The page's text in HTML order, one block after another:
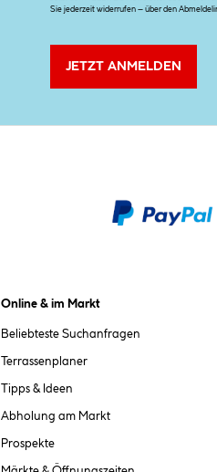
Sie jederzeit widerrufen – über den
JETZT ANMELDEN
Online & im Markt
Beliebteste Suchanfragen
Terrassenplaner
Tipps & Ideen
Abholung am Markt
Prospekte